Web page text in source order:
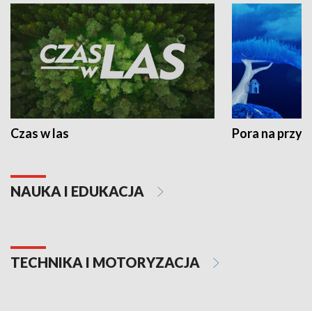
Czas w las Pora na
NAUKA I EDUKACJA
TECHNIKA I MOTORYZACJA